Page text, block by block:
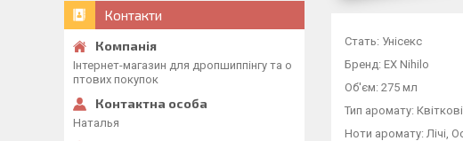
Стать: Унісекс
Бренд: EX Nihilo
Об'єм: 275 мл
Тип аромату:
Ноти аромату: Лічі,
Контакти
Інтернет-магазин для дропшиппінгу та о
птових покупок
Наталья